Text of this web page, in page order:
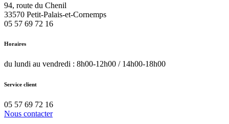
94, route du Chenil
33570 Petit-Palais-et-Cornemps
05 57 69 72 16
Horaires
du lundi au vendredi : 8h00-12h00 / 14h00-18h00
Service client
05 57 69 72 16
Nous contacter